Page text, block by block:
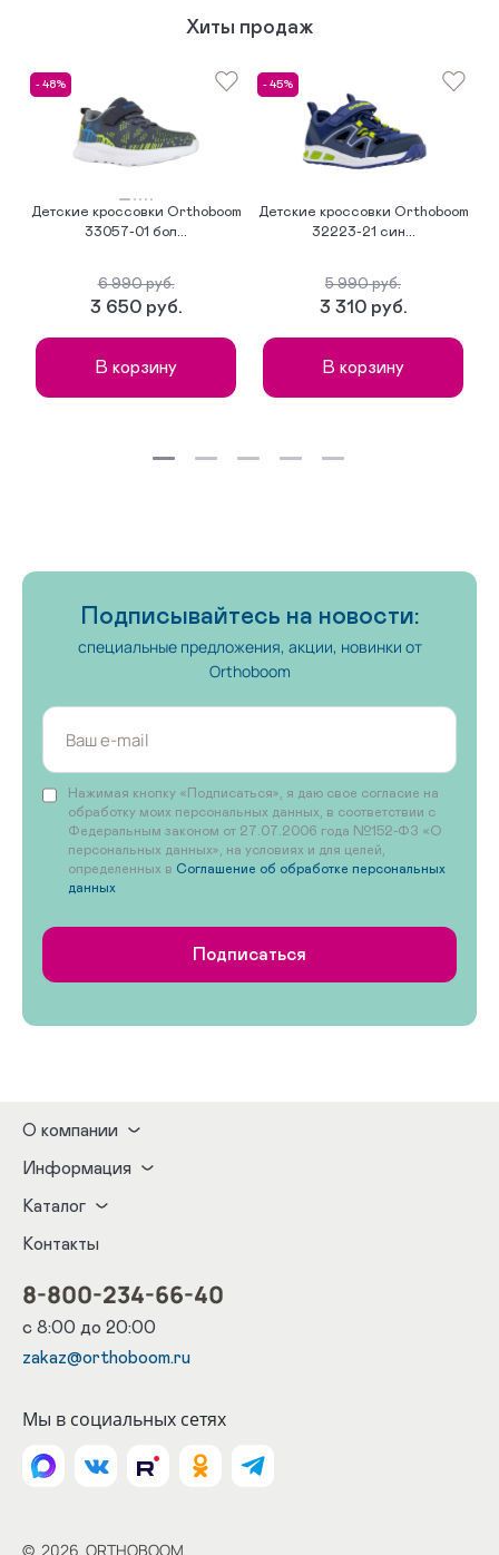
Хиты продаж
- 48%
Детские кроссовки Orthoboom
33057-01 бол...
6 990 руб.
3 650 руб.
В корзину
- 45%
Детские кроссовки Orthoboom
32223-21 син...
5 990 руб.
3 310 руб.
В корзину
Подписывайтесь на новости:
специальные предложения, акции, новинки от
Orthoboom
Нажимая кнопку «Подписаться», я даю свое согласие на
обработку моих персональных данных, в соответствии с
Федеральным законом от 27.07.2006 года №152-ФЗ «О
персональных данных», на условиях и для целей,
определенных в Соглашение об обработке персональных
данных
Подписаться
О компании
Информация
Каталог
Контакты
8-800-234-66-40
с 8:00 до 20:00
zakaz@orthoboom.ru
Мы в социальных сетях
© 2026 ORTHOBOOM